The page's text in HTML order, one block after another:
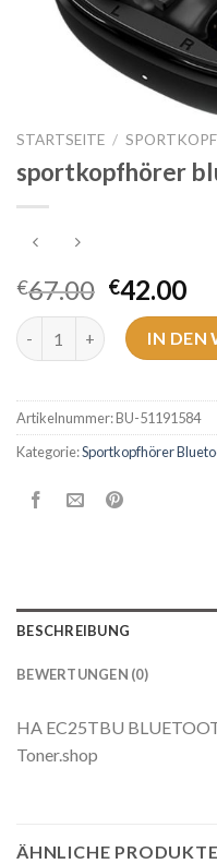
STARTSEITE /
sportkopfhörer
€67.00 €42.00
sportkopfhörer bluetooth
IN DEN
Artikelnummer:BU-51191584
Kategorie:Sportkopfhörer
BESCHREIBUNG
BEWERTUNGEN (0)
HA EC25TBU
Toner.shop
ÄHNLICHE PRODUKTE